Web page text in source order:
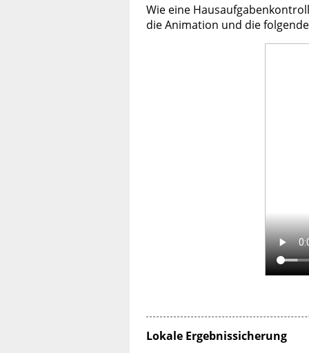
Wie eine
die Animation und die
Lokale Ergebnissicherung